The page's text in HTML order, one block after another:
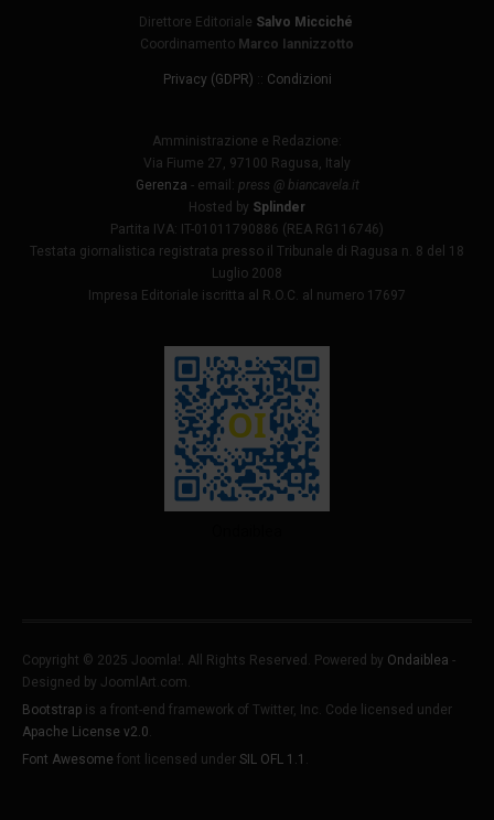
Direttore Editoriale Salvo Micciché
Coordinamento Marco Iannizzotto
Privacy (GDPR) :: Condizioni
Amministrazione e Redazione:
Via Fiume 27, 97100 Ragusa, Italy
Gerenza - email: press @ biancavela.it
Hosted by Splinder
Partita IVA: IT-01011790886 (REA RG116746)
Testata giornalistica registrata presso il Tribunale di Ragusa n. 8 del 18
Luglio 2008
Impresa Editoriale iscritta al R.O.C. al numero 17697
Copyright © 2025 Joomla!. All Rights Reserved. Powered by Ondaiblea -
Designed by JoomlArt.com.
Bootstrap is a front-end framework of Twitter, Inc. Code licensed under
Apache License v2.0.
Font Awesome font licensed under SIL OFL 1.1 .